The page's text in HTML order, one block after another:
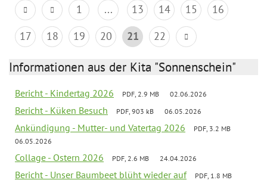
1 ... 13 14 15
16
17
18 19 20 21 22
Informationen aus der Kita "Sonnenschein"
Bericht - Kindertag 2026 PDF, 2.9 MB 02.06.2026
Bericht - Küken Besuch PDF, 903 kB 06.05.2026
Ankündigung - Mutter- und Vatertag 2026
PDF, 3.2 MB
06.05.2026
Collage - Ostern 2026 PDF, 2.6 MB 24.04.2026
Bericht - Unser Baumbeet blüht wieder auf
PDF, 1.8 MB